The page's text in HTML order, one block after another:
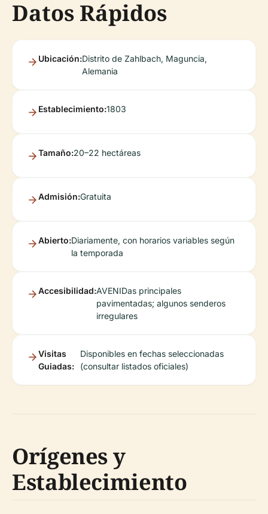
Datos Rápidos
Ubicación:Distrito de Zahlbach, Maguncia,
Alemania
Establecimiento:1803
Tamaño:20–22 hectáreas
Admisión:Gratuita
Abierto:Diariamente, con horarios variables según
la temporada
Accesibilidad:AVENIDas principales
pavimentadas; algunos senderos
irregulares
Visitas
Guiadas:
Disponibles en fechas seleccionadas
(consultar listados oficiales)
Orígenes y
Establecimiento